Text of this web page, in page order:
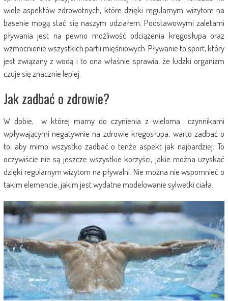
wiele aspektów zdrowotnych, które dzięki regularnym wizytom na
basenie mogą stać się naszym udziałem. Podstawowymi zaletami
pływania jest na pewno możliwość odciążenia kręgosłupa oraz
wzmocnienie wszystkich partii mięśniowych. Pływanie to sport, który
jest związany z wodą i to ona właśnie sprawia, że ludzki organizm
czuje się znacznie lepiej.
Jak zadbać o zdrowie?
W dobie, w której mamy do czynienia z wieloma czynnikami
wpływającymi negatywnie na zdrowie kręgosłupa, warto zadbać o
to, aby mimo wszystko zadbać o tenże aspekt jak najbardziej. To
oczywiście nie są jeszcze wszystkie korzyści, jakie można uzyskać
dzięki regularnym wizytom na pływalni. Nie można nie wspomnieć o
takim elemencie, jakim jest wydatne modelowanie sylwetki ciała.